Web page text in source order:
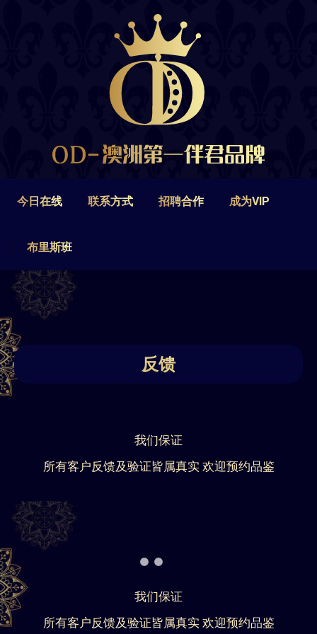
今日在线 联系方式 招聘合作 成为VIP
布里斯班
反馈
我们保证
所有客户反馈及验证皆属真实 欢迎预约品鉴
我们保证
所有客户反馈及验证皆属真实 欢迎预约品鉴
联系方式 招聘合作
布里斯班